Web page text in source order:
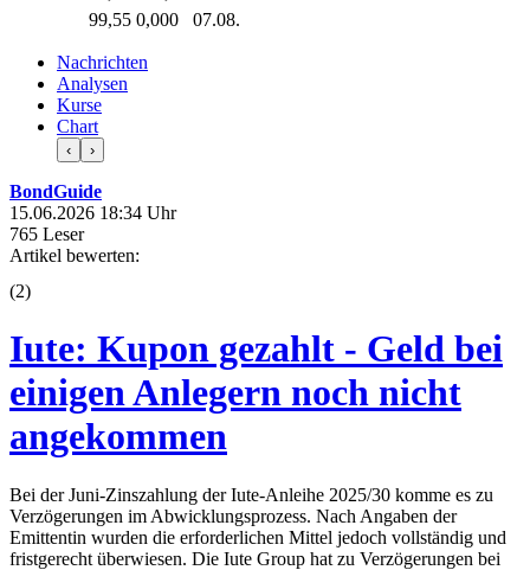
99,55 0,000 07.08.
Nachrichten
Analysen
Kurse
Chart
‹ ›
BondGuide
15.06.2026 18:34 Uhr
765 Leser
Artikel bewerten:
(2)
Iute: Kupon gezahlt - Geld bei
einigen Anlegern noch nicht
angekommen
Bei der Juni-Zinszahlung der Iute-Anleihe 2025/30 komme es zu
Verzögerungen im Abwicklungsprozess. Nach Angaben der
Emittentin wurden die erforderlichen Mittel jedoch vollständig und
fristgerecht überwiesen. Die Iute Group hat zu Verzögerungen bei